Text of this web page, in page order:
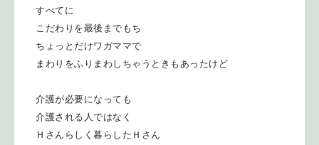
すべてに
こだわりを最後までもち
ちょっとだけワガママで
まわりをふりまわしちゃうときもあったけど
介護が必要になっても
介護される人ではなく
Ｈさんらしく暮らしたＨさん